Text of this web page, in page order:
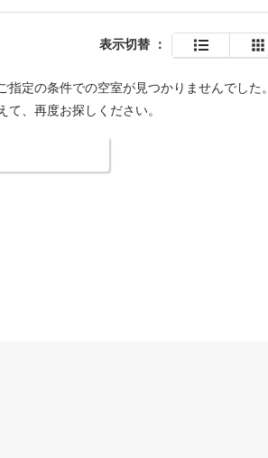
表示切替 ：
定の条件での空室が見つかりませんでした。
て、再度お探しください。